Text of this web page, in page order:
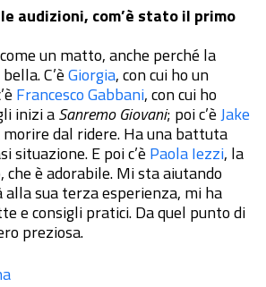
audizioni, com’è stato il primo
un matto, anche perché la
C’èGiorgia, con cui ho un
Francesco Gabbani, con cui ho
inizi aSanremo Giovani; poi c’èJake
morire dal ridere. Ha una battuta
situazione. E poi c’è Paola Iezzi, la
che è adorabile. Mi sta aiutando
alla sua terza esperienza, mi ha
e consigli pratici. Da quel punto di
preziosa.